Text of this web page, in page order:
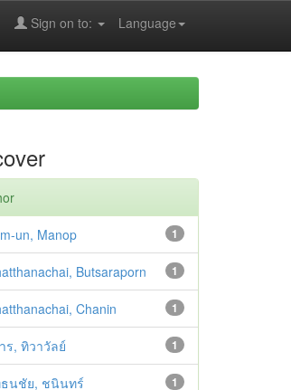
Language
Sign on to:
1
un, Manop
1
Butsaraporn
1
Chanin
1
ร, ทิวาวัลย์
1
นชัย, ชนินทร์